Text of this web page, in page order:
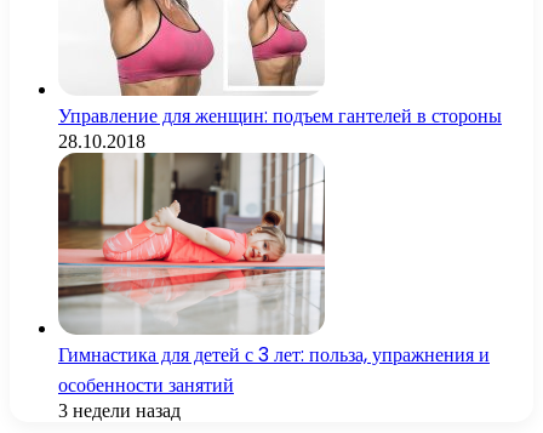
Управление для женщин: подъем гантелей в стороны
28.10.2018
Гимнастика для детей с 3 лет: польза, упражнения и
особенности занятий
3 недели назад